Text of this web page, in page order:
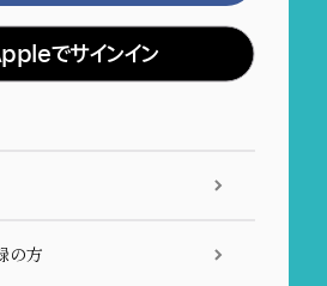
でサインイン
の方